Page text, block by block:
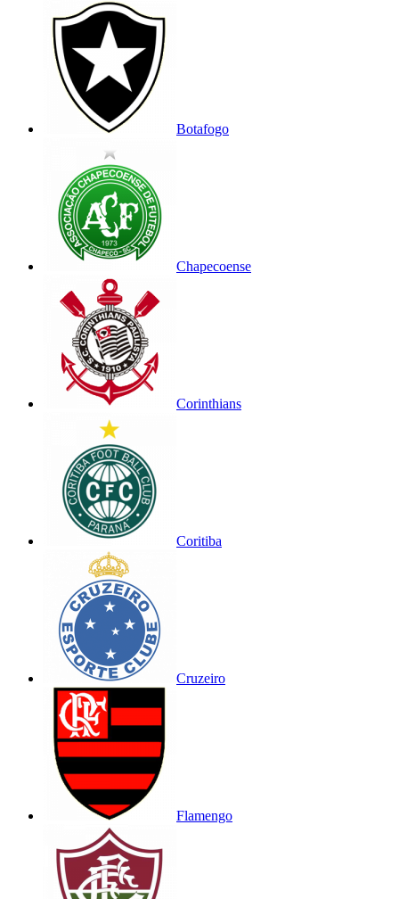
Botafogo
Chapecoense
Corinthians
Coritiba
Cruzeiro
Flamengo